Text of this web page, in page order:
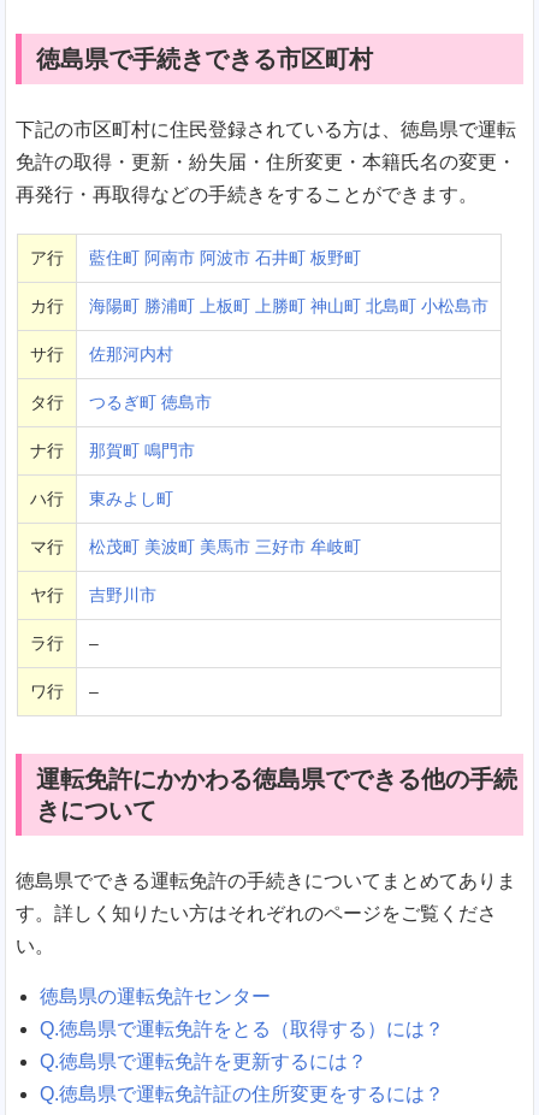
徳島県で手続きできる市区町村
下記の市区町村に住民登録されている方は、徳島県で運転
免許の取得・更新・紛失届・住所変更・本籍氏名の変更・
再発行・再取得などの手続きをすることができます。
ア行 藍住町 阿南市 阿波市 石井町 板野町
カ行 海陽町 勝浦町 上板町 上勝町 神山町 北島町 小松島市
サ行 佐那河内村
タ行 つるぎ町 徳島市
ナ行 那賀町 鳴門市
ハ行 東みよし町
マ行 松茂町 美波町 美馬市 三好市 牟岐町
ヤ行 吉野川市
ラ行 –
ワ行 –
運転免許にかかわる徳島県でできる他の手続
きについて
徳島県でできる運転免許の手続きについてまとめてありま
す。詳しく知りたい方はそれぞれのページをご覧くださ
い。
徳島県の運転免許センター
Q.徳島県で運転免許をとる（取得する）には？
Q.徳島県で運転免許を更新するには？
Q.徳島県で運転免許証の住所変更をするには？